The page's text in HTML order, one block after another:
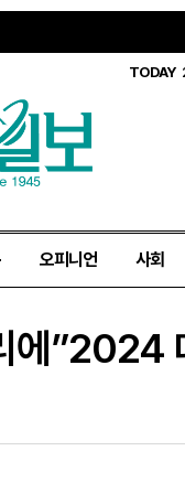
TODAY
오피니언 사회
에”2024